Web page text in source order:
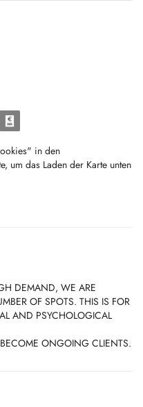
in den
um das Laden der Karte unten
DEMAND, WE ARE
OF SPOTS. THIS IS FOR
AND PSYCHOLOGICAL
ONGOING CLIENTS.
ACCEPT NEW PATIENTS,
BY AN